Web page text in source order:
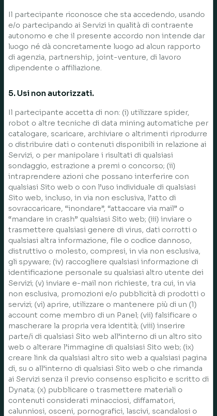
Il partecipante riconosce che sta accedendo, usando
e/o partecipando ai Servizi in qualità di contraente
autonomo e che il presente accordo non intende dar
luogo né dà concretamente luogo ad alcun rapporto
di agenzia, partnership, joint-venture, di lavoro
dipendente o affiliazione.
5. Usi non autorizzati.
Il partecipante accetta di non: (i) utilizzare spider,
robot o altre tecniche di data mining automatiche per
catalogare, scaricare, archiviare o altrimenti riprodurre
o distribuire dati o contenuti disponibili in relazione ai
Servizi, o per manipolare i risultati di qualsiasi
sondaggio, estrazione a premi o concorso; (ii)
intraprendere azioni che possano interferire con
qualsiasi Sito web o con l’uso individuale di qualsiasi
Sito web, incluso, in via non esclusiva, l’atto di
sovraccaricare, “inondare”, “attaccare via mail” o
“mandare in crash” qualsiasi Sito web; (iii) inviare o
trasmettere qualsiasi genere di virus, dati corrotti o
qualsiasi altra informazione, file o codice dannoso,
distruttivo o molesto, compresi, in via non esclusiva,
gli spyware; (iv) raccogliere qualsiasi informazione di
identificazione personale su qualsiasi altro utente dei
Servizi; (v) inviare e-mail non richieste, tra cui, in via
non esclusiva, promozioni e/o pubblicità di prodotti o
servizi; (vi) aprire, utilizzare o mantenere più di un (1)
account come membro di un Panel; (vii) falsificare o
mascherare la propria vera identità; (viii) inserire
parte/i di qualsiasi Sito web all’interno di un altro sito
web o alterare l’immagine di qualsiasi Sito web; (ix)
creare link da qualsiasi altro sito web a qualsiasi pagina
di, su o all’interno di qualsiasi Sito web o che rimanda
ai Servizi senza il previo consenso esplicito e scritto di
Dynata; (x) pubblicare o trasmettere materiali o
contenuti considerati minacciosi, diffamatori,
calunniosi, osceni, pornografici, lascivi, scandalosi o